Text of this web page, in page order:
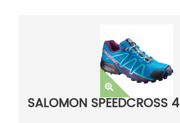
SALOMON SPEEDCROSS 4